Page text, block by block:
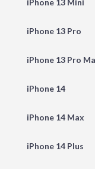
iPhone 13 Mini
iPhone 13 Pro
iPhone 13 Pro
iPhone 14
iPhone 14 Max
iPhone 14 Plus